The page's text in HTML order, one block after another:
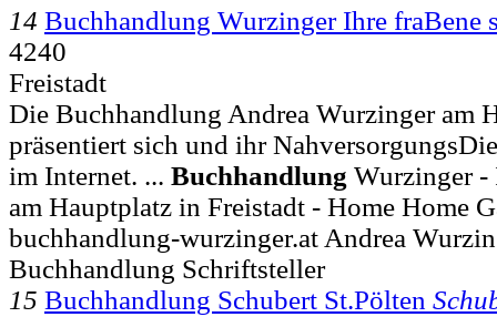
14 Buchhandlung Wurzinger Ihre fraBene
4240
Freistadt
Die Buchhandlung Andrea Wurzinger am
präsentiert sich und ihr
im Internet. ... Buchhandlung Wurzinger
am Hauptplatz in Freistadt - Home Home
buchhandlung-wurzinger.at Andrea
Buchhandlung Schriftsteller
15 Buchhandlung Schubert St.Pölten